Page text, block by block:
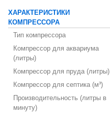
ХАРАКТЕРИСТИКИ
КОМПРЕССОРА
Тип компрессора
Компрессор для аквариума
(литры)
Компрессор для пруда (литры)
Компрессор для септика (м³)
Производительность (литры в
минуту)